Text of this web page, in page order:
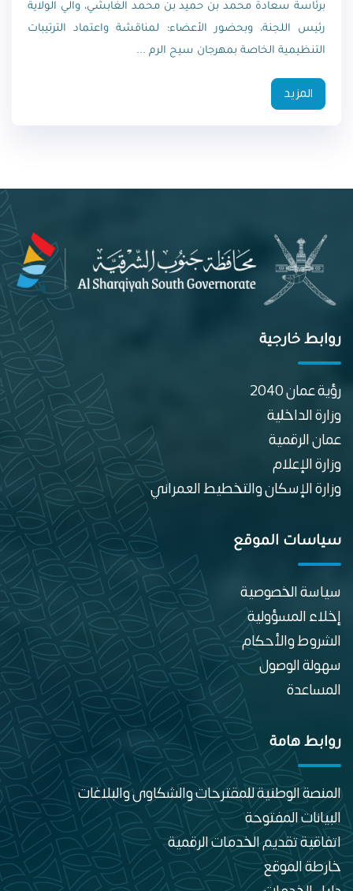
برئاسة سعادة محمد بن حميد بن محمد الغابشي، والي الولاية
رئيس اللجنة، وبحضور الأعضاء؛ لمناقشة واعتماد الترتيبات
التنظيمية الخاصة بمهرجان سيح الرم ...
المزيد
روابط خارجية
رؤية عمان 2040
وزارة الداخلية
عمان الرقمية
وزارة الإعلام
وزارة الإسكان والتخطيط العمراني
سياسات الموقع
سياسة الخصوصية
إخلاء المسؤولية
الشروط والأحكام
سهولة الوصول
المساعدة
روابط هامة
المنصة الوطنية للمقترحات والشكاوى والبلاغات
البيانات المفتوحة
اتفاقية تقديم الخدمات الرقمية
خارطة الموقع